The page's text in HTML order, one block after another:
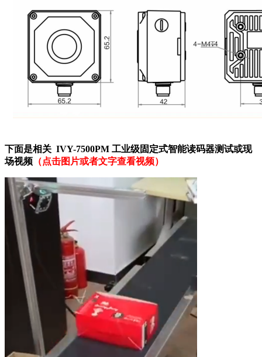
下面是相关 IVY-7500PM 工业级固定式智能读码器测试或现
场视频 （点击图片或者文字查看视频）